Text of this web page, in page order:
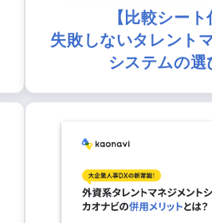
【比較シート
失敗しないタレント
システムの選